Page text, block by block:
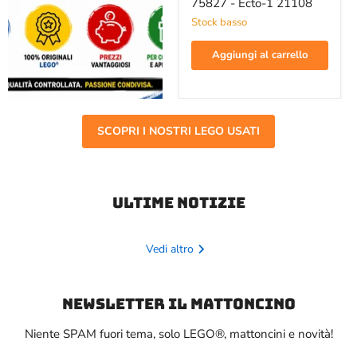
Ecto-
21108
75827 - Ecto-1 21108
Stock basso
Aggiungi al carrello
SCOPRI I NOSTRI LEGO USATI
Ultime notizie
Vedi altro
Newsletter il mattoncino
Niente SPAM fuori tema, solo LEGO®, mattoncini e novità!